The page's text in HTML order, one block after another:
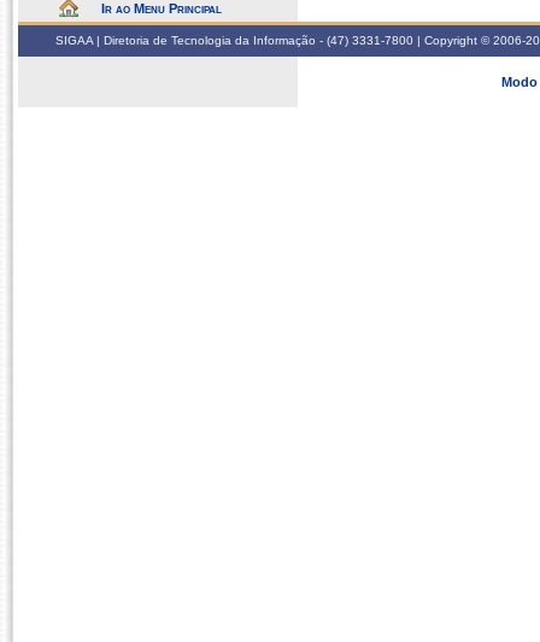
Ir ao Menu Principal
SIGAA | Diretoria de Tecnologia da Informação - (47) 3331-7800 | Copyright © 2006-
Modo